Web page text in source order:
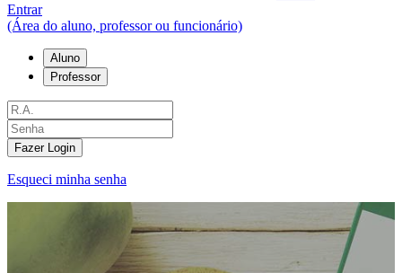
Entrar
(Área do aluno, professor ou funcionário)
Aluno
Professor
Fazer Login
Esqueci minha senha